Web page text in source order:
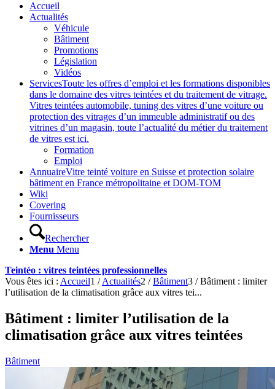
Accueil
Actualités
Véhicule
Bâtiment
Promotions
Législation
Vidéos
ServicesToute les offres d’emploi et les formations disponibles
dans le domaine des vitres teintées et du traitement de vitrage.
Vitres teintées automobile, tuning des vitres d’une voiture ou
protection des vitrages d’un immeuble administratif ou des
vitrines d’un magasin, toute l’actualité du métier du traitement
de vitres est ici.
Formation
Emploi
AnnuaireVitre teinté voiture en Suisse et protection solaire
bâtiment en France métropolitaine et DOM-TOM
Wiki
Covering
Fournisseurs
Rechercher
Menu Menu
Teintéo : vitres teintées professionnelles
Vous êtes ici : Accueil1 / Actualités2 / Bâtiment3 / Bâtiment : limiter
l’utilisation de la climatisation grâce aux vitres tei...
Bâtiment : limiter l’utilisation de la
climatisation grâce aux vitres teintées
Bâtiment